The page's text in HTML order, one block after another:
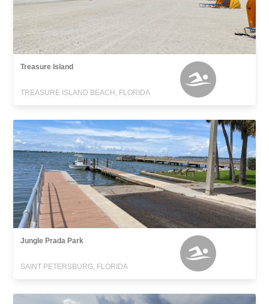
Treasure Island
TREASURE ISLAND BEACH, FLORIDA
Jungle Prada Park
SAINT PETERSBURG, FLORIDA